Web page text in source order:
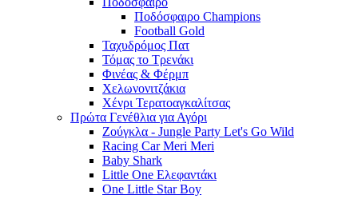
Ποδόσφαιρο Champions
Football Gold
Ταχυδρόμος Πατ
Τόμας το Τρενάκι
Φινέας & Φέρμπ
Χελωνονιτζάκια
Χένρι Τερατοαγκαλίτσας
Πρώτα Γενέθλια για Αγόρι
Ζούγκλα - Jungle Party Let's Go Wild
Racing Car Meri Meri
Baby Shark
Little One Ελεφαντάκι
One Little Star Boy